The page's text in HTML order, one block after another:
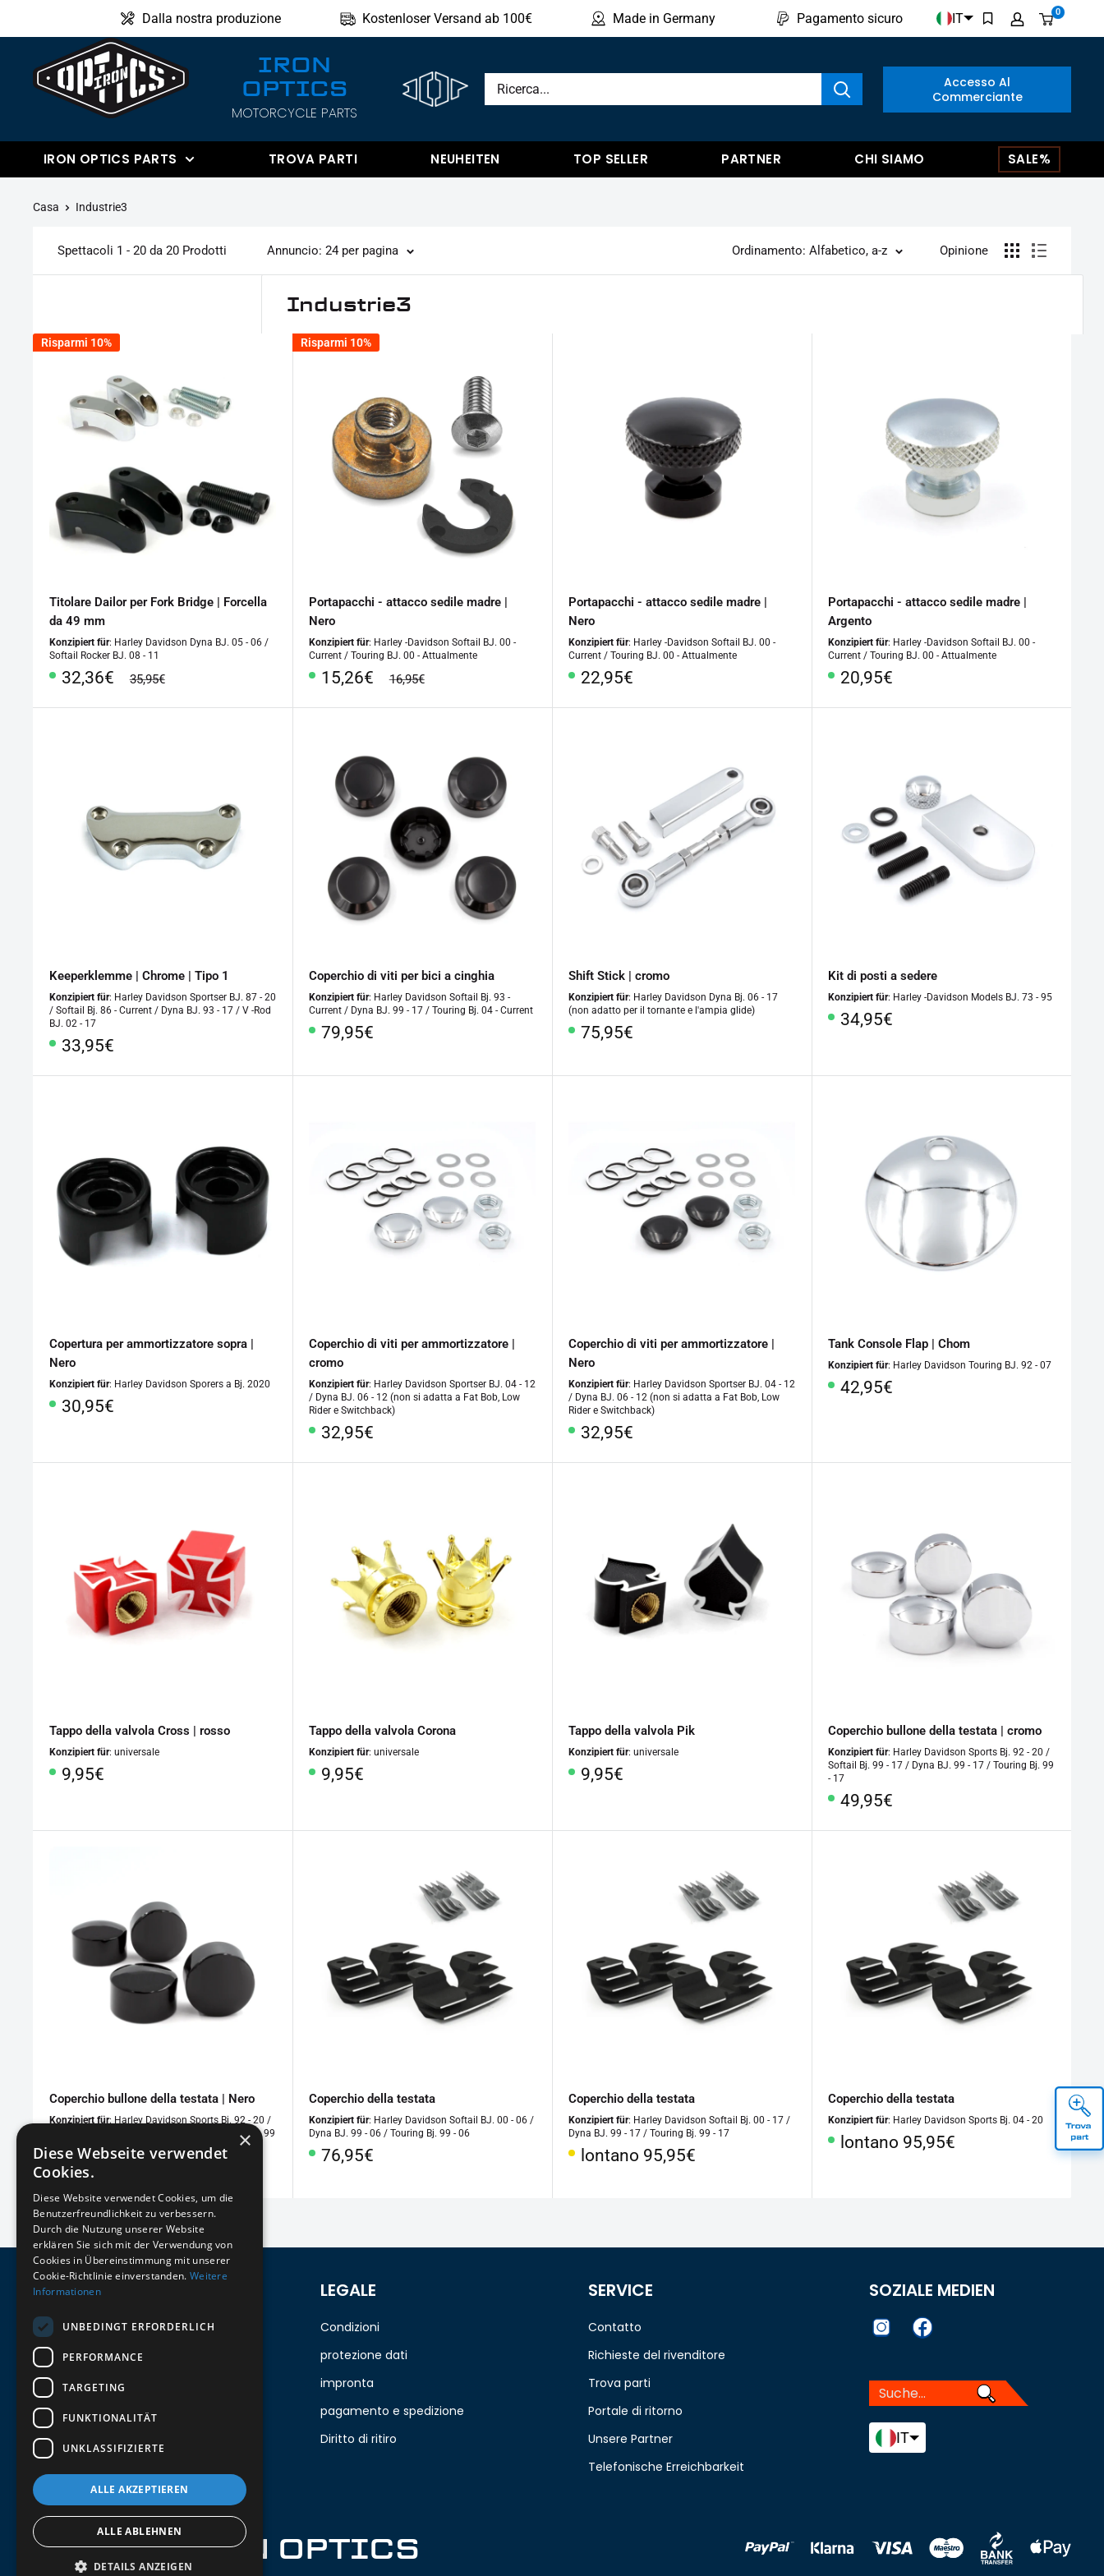
al
contenuto
Dalla nostra produzione Kostenloser Versand ab 100€ Made in Germany Pagamento sicuro IT 0
IRON
IRON
OPTICS
MOTORCYCLE PARTS
Accesso Al
Commerciante
IRON OPTICS PARTS TROVA PARTI NEUHEITEN TOP SELLER PARTNER CHI SIAMO SALE%
Mostra i prodotti
Casa Industrie3
Spettacoli 1 - 20 da 20 Prodotti Annuncio: 24 per pagina Ordinamento: Alfabetico, a-z Opinione
Industrie3
Risparmi 10%
Titolare Dailor per Fork Bridge | Forcella
da 49 mm
Konzipiert für: Harley Davidson Dyna BJ. 05 - 06 /
Softail Rocker BJ. 08 - 11
Prezzo
32,36€
prezzo
35,95€
Risparmi 10%
Portapacchi - attacco sedile madre |
Nero
Konzipiert für: Harley -Davidson Softail BJ. 00 -
Current / Touring BJ. 00 - Attualmente
Prezzo
15,26€
prezzo
16,95€
Portapacchi - attacco sedile madre |
Nero
Konzipiert für: Harley -Davidson Softail BJ. 00 -
Current / Touring BJ. 00 - Attualmente
Prezzo
22,95€
Portapacchi - attacco sedile madre |
Argento
Konzipiert für: Harley -Davidson Softail BJ. 00 -
Current / Touring BJ. 00 - Attualmente
Prezzo
20,95€
Keeperklemme | Chrome | Tipo 1
Konzipiert für: Harley Davidson Sportser BJ. 87 - 20
/ Softail Bj. 86 - Current / Dyna BJ. 93 - 17 / V -Rod
BJ. 02 - 17
Prezzo
33,95€
Coperchio di viti per bici a cinghia
Konzipiert für: Harley Davidson Softail Bj. 93 -
Current / Dyna BJ. 99 - 17 / Touring Bj. 04 - Current
Prezzo
79,95€
Shift Stick | cromo
Konzipiert für: Harley Davidson Dyna Bj. 06 - 17
(non adatto per il tornante e l'ampia glide)
Prezzo
75,95€
Kit di posti a sedere
Konzipiert für: Harley -Davidson Models BJ. 73 - 95
Prezzo
34,95€
Copertura per ammortizzatore sopra |
Nero
Konzipiert für: Harley Davidson Sporers a Bj. 2020
Prezzo
30,95€
Coperchio di viti per ammortizzatore |
cromo
Konzipiert für: Harley Davidson Sportser BJ. 04 - 12
/ Dyna BJ. 06 - 12 (non si adatta a Fat Bob, Low
Rider e Switchback)
Prezzo
32,95€
Coperchio di viti per ammortizzatore |
Nero
Konzipiert für: Harley Davidson Sportser BJ. 04 - 12
/ Dyna BJ. 06 - 12 (non si adatta a Fat Bob, Low
Rider e Switchback)
Prezzo
32,95€
Tank Console Flap | Chom
Konzipiert für: Harley Davidson Touring BJ. 92 - 07
Prezzo
42,95€
Tappo della valvola Cross | rosso
Konzipiert für: universale
Prezzo
9,95€
Tappo della valvola Corona
Konzipiert für: universale
Prezzo
9,95€
Tappo della valvola Pik
Konzipiert für: universale
Prezzo
9,95€
Coperchio bullone della testata | cromo
Konzipiert für: Harley Davidson Sports Bj. 92 - 20 /
Softail Bj. 99 - 17 / Dyna BJ. 99 - 17 / Touring Bj. 99
- 17
Prezzo
49,95€
Coperchio bullone della testata | Nero
Konzipiert für: Harley Davidson Sports Bj. 92 - 20 /
Softail Bj. 99 - 17 / Dyna BJ. 99 - 17 / Touring Bj. 99
Prezzo
49,95€
Coperchio della testata
Konzipiert für: Harley Davidson Softail BJ. 00 - 06 /
Dyna BJ. 99 - 06 / Touring Bj. 99 - 06
Prezzo
76,95€
Coperchio della testata
Konzipiert für: Harley Davidson Softail Bj. 00 - 17 /
Dyna BJ. 99 - 17 / Touring Bj. 99 - 17
Prezzo
lontano 95,95€
Coperchio della testata
Konzipiert für: Harley Davidson Sports Bj. 04 - 20
Prezzo
lontano 95,95€
REGISTRATI PER LA
NEWSLETTER
Rimani aggiornato sui nuovi arrivati ​​per
gli ultimi modelli!
La tua email
LEGALE
Condizioni
protezione dati
impronta
pagamento e spedizione
Diritto di ritiro
SERVICE
Contatto
Richieste del rivenditore
Trova parti
Portale di ritorno
Unsere Partner
Telefonische Erreichbarkeit
SOZIALE MEDIEN
IT
IRON OPTICS
×
Diese Webseite verwendet
Cookies.
Diese Website verwendet Cookies, um die
Benutzerfreundlichkeit zu verbessern.
Durch die Nutzung unserer Website
erklären Sie sich mit der Verwendung von
Cookies in Übereinstimmung mit unserer
Cookie-Richtlinie einverstanden. Weitere
Informationen
UNBEDINGT ERFORDERLICH
PERFORMANCE
TARGETING
FUNKTIONALITÄT
UNKLASSIFIZIERTE
ALLE AKZEPTIEREN
ALLE ABLEHNEN
DETAILS ANZEIGEN